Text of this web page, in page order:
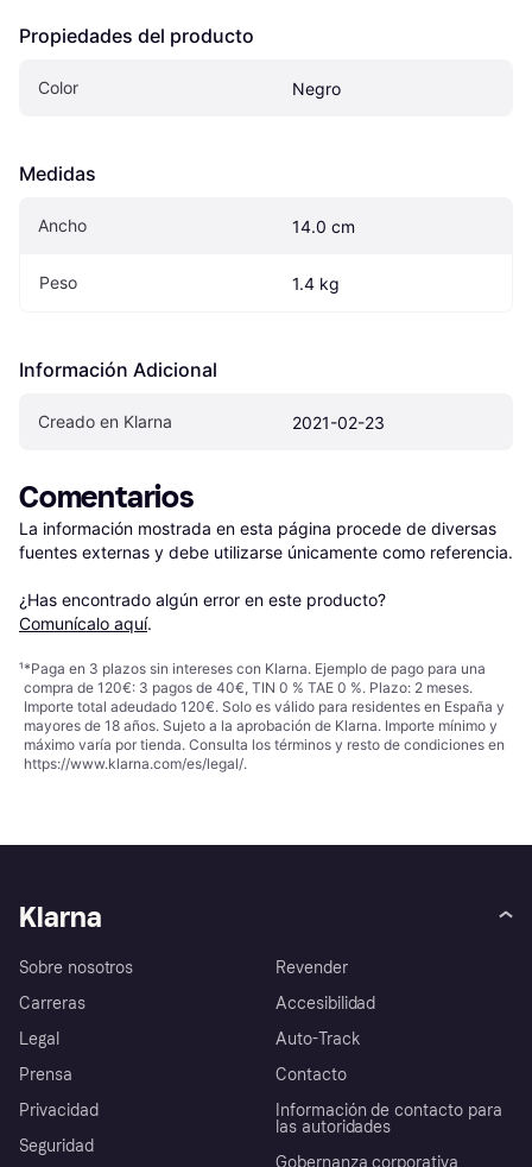
Propiedades del producto
Color Negro
Medidas
Ancho 14.0 cm
Peso 1.4 kg
Información Adicional
Creado en Klarna 2021-02-23
Comentarios
La información mostrada en esta página procede de diversas
fuentes externas y debe utilizarse únicamente como referencia.
¿Has encontrado algún error en este producto?
Comunícalo aquí.
¹*Paga en 3 plazos sin intereses con Klarna. Ejemplo de pago para una
compra de 120€: 3 pagos de 40€, TIN 0 % TAE 0 %. Plazo: 2 meses.
Importe total adeudado 120€. Solo es válido para residentes en España y
mayores de 18 años. Sujeto a la aprobación de Klarna. Importe mínimo y
máximo varía por tienda. Consulta los términos y resto de condiciones en
https://www.klarna.com/es/legal/.
Klarna
Sobre nosotros
Carreras
Legal
Prensa
Privacidad
Seguridad
Revender
Accesibilidad
Auto-Track
Contacto
Información de contacto para
las autoridades